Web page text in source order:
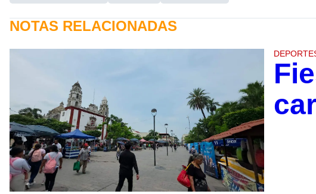
NOTAS RELACIONADAS